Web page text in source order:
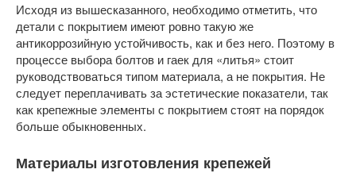
Исходя из вышесказанного, необходимо отметить, что
детали с покрытием имеют ровно такую же
антикоррозийную устойчивость, как и без него. Поэтому в
процессе выбора болтов и гаек для «литья» стоит
руководствоваться типом материала, а не покрытия. Не
следует переплачивать за эстетические показатели, так
как крепежные элементы с покрытием стоят на порядок
больше обыкновенных.
Материалы изготовления крепежей